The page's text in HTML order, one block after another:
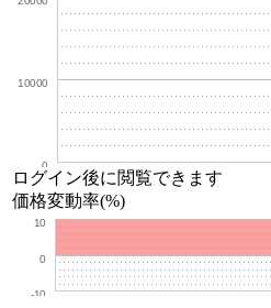
0
10000
ログイン後に閲覧できます
価格変動率(%)
-10
0
10